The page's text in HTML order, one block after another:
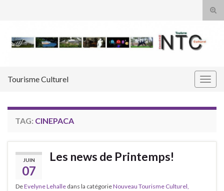
Tourisme Culturel
TAG: CINEPACA
JUIN
07
Les news de Printemps!
DeEvelyne Lehalle dans la catégorieNouveau Tourisme Culturel,